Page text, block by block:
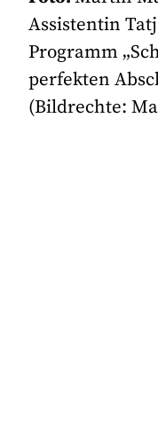
Assistentin
Programm
perfekten
(Bildrechte: